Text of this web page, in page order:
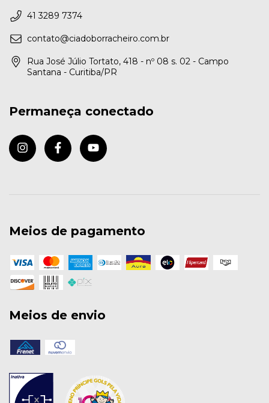
41 3289 7374
contato@ciadoborracheiro.com.br
Rua José Júlio Tortato, 418 - nº 08 s. 02 - Campo
Santana - Curitiba/PR
Permaneça conectado
Meios de pagamento
Meios de envio